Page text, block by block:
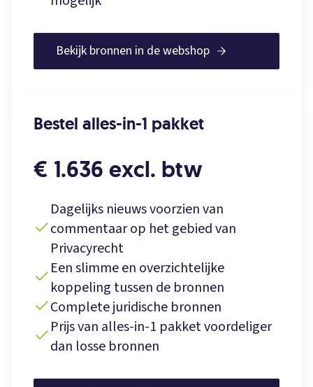
Bekijk bronnen in de webshop
Bestel alles-in-1 pakket
€ 1.636 excl. btw
Dagelijks nieuws voorzien van
commentaar op het gebied van
Privacyrecht
Een slimme en overzichtelijke
koppeling tussen de bronnen
Complete juridische bronnen
Prijs van alles-in-1 pakket voordeliger
dan losse bronnen